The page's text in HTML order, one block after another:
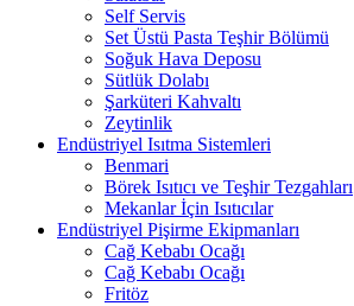
Self Servis
Set Üstü Pasta Teşhir Bölümü
Soğuk Hava Deposu
Sütlük Dolabı
Şarküteri Kahvaltı
Zeytinlik
Endüstriyel Isıtma Sistemleri
Benmari
Börek Isıtıcı ve Teşhir Tezgahları
Mekanlar İçin Isıtıcılar
Endüstriyel Pişirme Ekipmanları
Cağ Kebabı Ocağı
Cağ Kebabı Ocağı
Fritöz